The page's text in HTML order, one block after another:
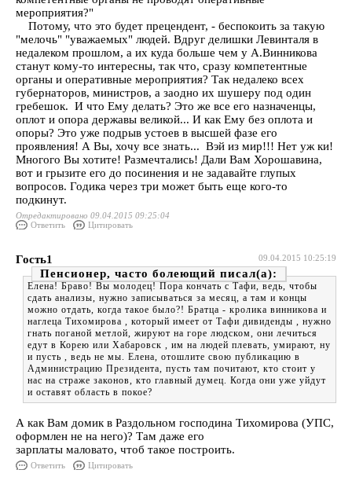
мероприятия?"
Потому, что это будет прецендент, - беспокоить за такую
"мелочь" "уважаемых" людей. Вдруг делишки Левинталя в
недалеком прошлом, а их куда больше чем у А.Винникова
станут кому-то интересны, так что, сразу компетентные
органы и оперативные мероприятия? Так недалеко всех
губернаторов, министров, а заодно их шушеру под один
гребешок. И что Ему делать? Это же все его назначенцы,
оплот и опора державы великой... И как Ему без оплота и
опоры? Это уже подрыв устоев в высшей фазе его
проявления! А Вы, хочу все знать... Вэй из мир!!! Нет уж ки!
Многого Вы хотите! Размечтались! Дали Вам Хорошавина,
вот и грызите его до посинения и не задавайте глупых
вопросов. Годика через три может быть еще кого-то
подкинут.
Отредактировано 09.04.2015 09:25:04
Ответить
Цитировать
09.04.2015 10:25:19
Гость1
Пенсионер, часто болеющий
Елена! Браво! Вы молодец! Пора кончать с Тафи, ведь, чтобы
сдать анализы, нужно записываться за месяц, а там и концы
можно отдать, когда такое было?! Братца - кролика винникова и
наглеца Тихомирова , который имеет от Тафи дивиденды , нужно
гнать поганой метлой, жируют на горе людском, они лечиться
едут в Корею или Хабаровск , им на людей плевать, умирают, ну
и пусть , ведь не мы. Елена, отошлите свою публикацию в
Администрацию Президента, пусть там почитают, кто стоит у
нас на страже законов, кто главный думец. Когда они уже уйдут
и оставят область в покое?
А как Вам домик в Раздольном господина Тихомирова (УПС,
оформлен не на него)? Там даже его
зарплаты маловато, чтоб такое построить.
Ответить Цитировать